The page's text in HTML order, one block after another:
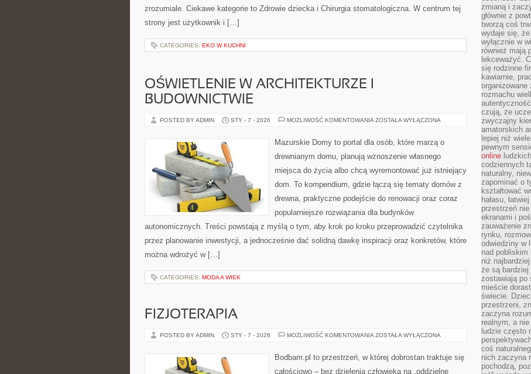
zrozumiale. Ciekawe kategorie to Zdrowie dziecka i Chirurgia stomatologiczna. W centrum tej
strony jest użytkownik i […]
CATEGORIES: EKO W KUCHNI
OŚWIETLENIE W ARCHITEKTURZE I
BUDOWNICTWIE
POSTED BY ADMIN STY - 7 - 2026 MOŻLIWOŚĆ KOMENTOWANIA OŚWIETLENIE
BUDOWNICTWIE
ZOSTAŁA WYŁĄCZONA
Mazurskie Domy to portal dla osób, które marzą o
drewnianym domu, planują wznoszenie własnego
miejsca do życia albo chcą wyremontować już istniejący
dom. To kompendium, gdzie łączą się tematy domów z
drewna, praktyczne podejście do renowacji oraz coraz
popularniejsze rozwiązania dla budynków
autonomicznych. Treści powstają z myślą o tym, aby krok po kroku przeprowadzić czytelnika
przez planowanie inwestycji, a jednocześnie dać solidną dawkę inspiracji oraz konkretów, które
można wdrożyć w […]
CATEGORIES: MODA A WIEK
FIZJOTERAPIA
POSTED BY ADMIN STY - 7 - 2026 MOŻLIWOŚĆ KOMENTOWANIA FIZJOTERAPIA
ZOSTAŁA WYŁĄCZONA
Bodbam.pl to przestrzeń, w której dobrostan traktuje się
całościowo – bez dzielenia człowieka na „oddzielne
zmianą i
głównie z
tworzą coś
wydaje się,
wyłącznie w
również mają
lekceważyć.
się rodzinne
kawiarnie,
rozmachu
czują, że
zwyczajny
amatorskich
lepiej niż
pewnym
online
codziennych
naturalny,
zapominać o
kształtować
hałasu,
przestrzeń
ekranami i
zauważenie
rynku,
odwiedziny w
nad pobliskim
niż
że są
zostawiają po
mieście
świecie.
przestrzeni,
zaczyna
realnym, a
ludzie często
coś
nich zaczyna
pochodzą,